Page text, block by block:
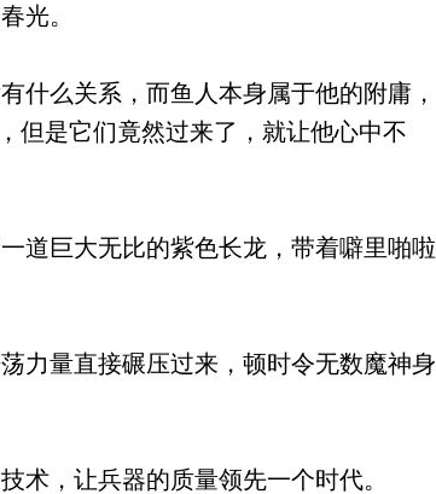
光。
么关系，而鱼人本身属于他的附庸，
是它们竟然过来了，就让他心中不
道巨大无比的紫色长龙，带着噼里啪啦
力量直接碾压过来，顿时令无数魔神身
，让兵器的质量领先一个时代。